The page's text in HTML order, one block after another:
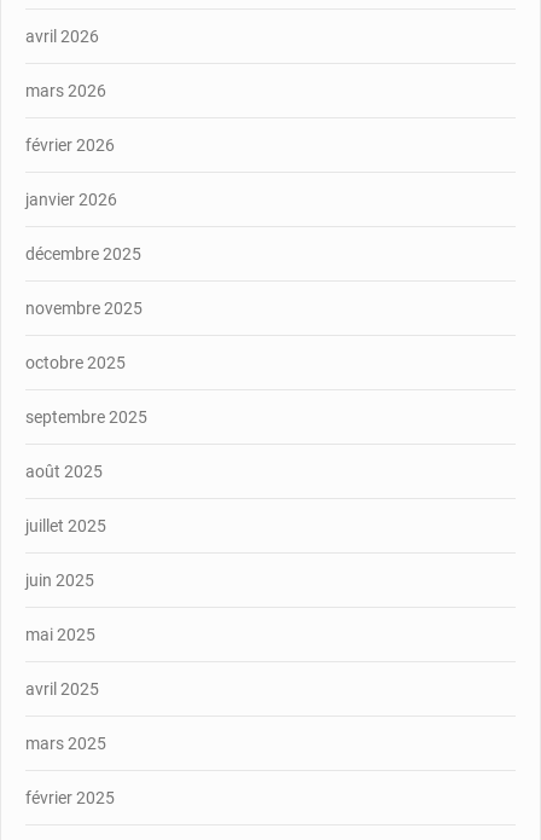
avril 2026
mars 2026
février 2026
janvier 2026
décembre 2025
novembre 2025
octobre 2025
septembre 2025
août 2025
juillet 2025
juin 2025
mai 2025
avril 2025
mars 2025
février 2025